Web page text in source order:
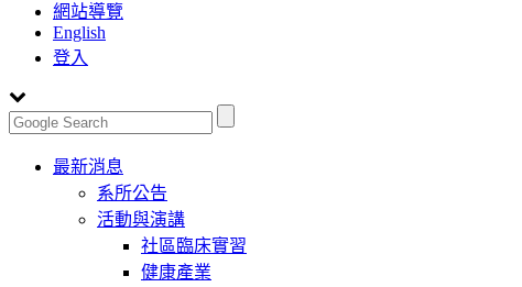
網站導覽
English
登入
Toggle
navigation
最新消息
系所公告
活動與演講
社區臨床實習
健康產業